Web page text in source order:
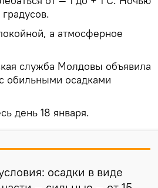
а атмосферное
служба Молдовы объявила
обильными осадками
день 18 января.
осадки в виде